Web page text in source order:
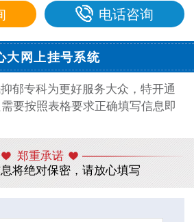
电话咨询
大网上挂号系统
郁专科为更好服务大众，特开通
要按照表格要求正确填写信息即
郑重承诺
将绝对保密，请放心填写